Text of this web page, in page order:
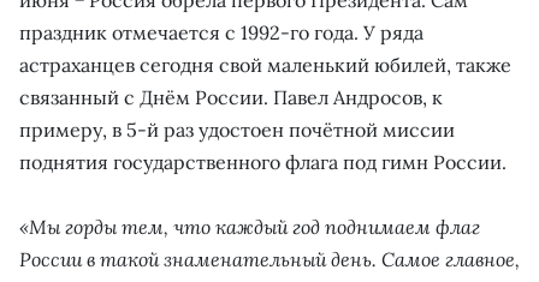
праздник отмечается с 1992-го года. У ряда
астраханцев сегодня свой маленький юбилей, также
связанный с Днём России. Павел Андросов, к
примеру, в 5-й раз удостоен почётной миссии
поднятия государственного флага под гимн России.
«Мы горды тем, что каждый год поднимаем флаг
России в такой знаменательный день. Самое главное,